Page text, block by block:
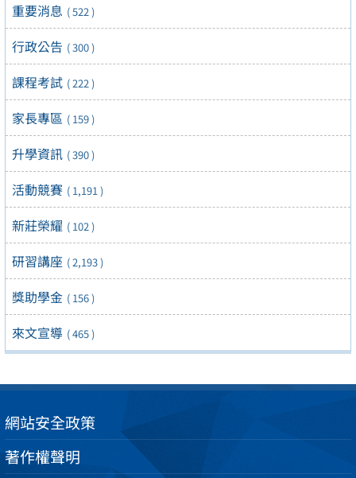
重要消息 ( 522 )
行政公告 ( 300 )
課程考試 ( 222 )
家長專區 ( 159 )
升學資訊 ( 390 )
活動競賽 ( 1,191 )
新莊榮耀 ( 102 )
研習講座 ( 2,193 )
獎助學金 ( 156 )
來文宣導 ( 465 )
網站安全政策
著作權聲明